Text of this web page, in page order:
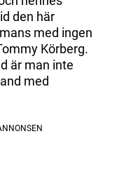
den här
med ingen
Körberg.
är man inte
med